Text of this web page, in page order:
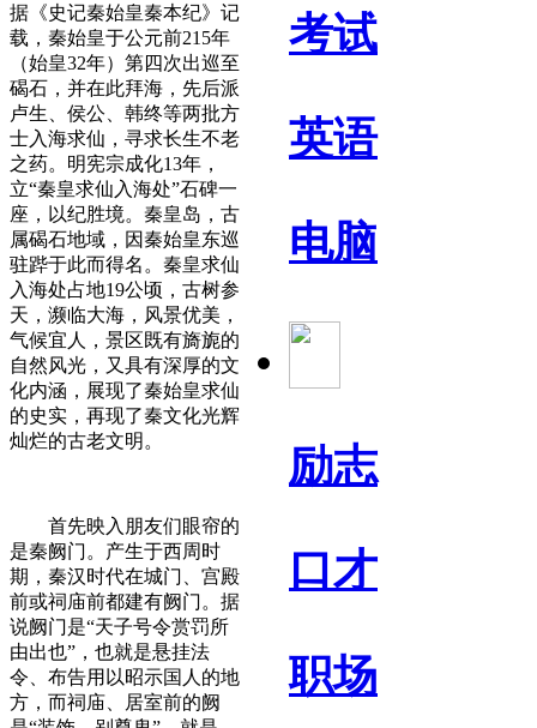
考试
英语
电脑
励志
口才
职场
据《史记秦始皇秦本纪》记
载，秦始皇于公元前215年
（始皇32年）第四次出巡至
碣石，并在此拜海，先后派
卢生、侯公、韩终等两批方
士入海求仙，寻求长生不老
之药。明宪宗成化13年，
立“秦皇求仙入海处”石碑一
座，以纪胜境。秦皇岛，古
属碣石地域，因秦始皇东巡
驻跸于此而得名。秦皇求仙
入海处占地19公顷，古树参
天，濒临大海，风景优美，
气候宜人，景区既有旖旎的
自然风光，又具有深厚的文
化内涵，展现了秦始皇求仙
的史实，再现了秦文化光辉
灿烂的古老文明。
首先映入朋友们眼帘的
是秦阙门。产生于西周时
期，秦汉时代在城门、宫殿
前或祠庙前都建有阙门。据
说阙门是“天子号令赏罚所
由出也”，也就是悬挂法
令、布告用以昭示国人的地
方，而祠庙、居室前的阙